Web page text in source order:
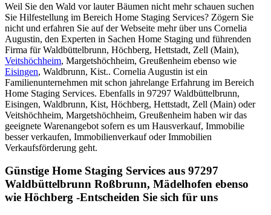
Weil Sie den Wald vor lauter Bäumen nicht mehr schauen suchen
Sie Hilfestellung im Bereich Home Staging Services? Zögern Sie
nicht und erfahren Sie auf der Webseite mehr über uns Cornelia
Augustin, den Experten in Sachen Home Staging und führenden
Firma für Waldbüttelbrunn, Höchberg, Hettstadt, Zell (Main),
Veitshöchheim, Margetshöchheim, Greußenheim ebenso wie
Eisingen, Waldbrunn, Kist.. Cornelia Augustin ist ein
Familienunternehmen mit schon jahrelange Erfahrung im Bereich
Home Staging Services. Ebenfalls in 97297 Waldbüttelbrunn,
Eisingen, Waldbrunn, Kist, Höchberg, Hettstadt, Zell (Main) oder
Veitshöchheim, Margetshöchheim, Greußenheim haben wir das
geeignete Warenangebot sofern es um Hausverkauf, Immobilie
besser verkaufen, Immobilienverkauf oder Immobilien
Verkaufsförderung geht.
Günstige Home Staging Services aus 97297
Waldbüttelbrunn Roßbrunn, Mädelhofen ebenso
wie Höchberg -Entscheiden Sie sich für uns